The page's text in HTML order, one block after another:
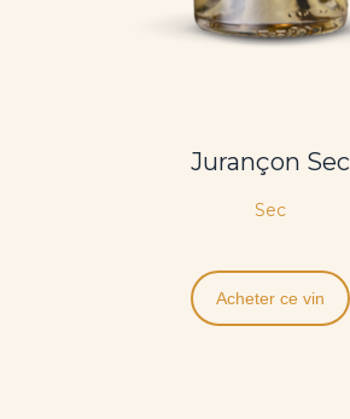
Jurançon Sec
Sec
Acheter ce vin